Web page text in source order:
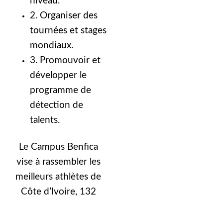
2. Organiser des
tournées et stages
mondiaux.
3. Promouvoir et
développer le
programme de
détection de
talents.
Le Campus Benfica
vise à rassembler les
meilleurs athlètes de
Côte d’Ivoire, 132